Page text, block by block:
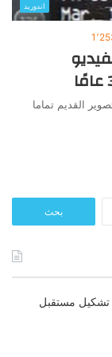
اندوريد
القديم تماما
عن:
تشكيل مستقبل